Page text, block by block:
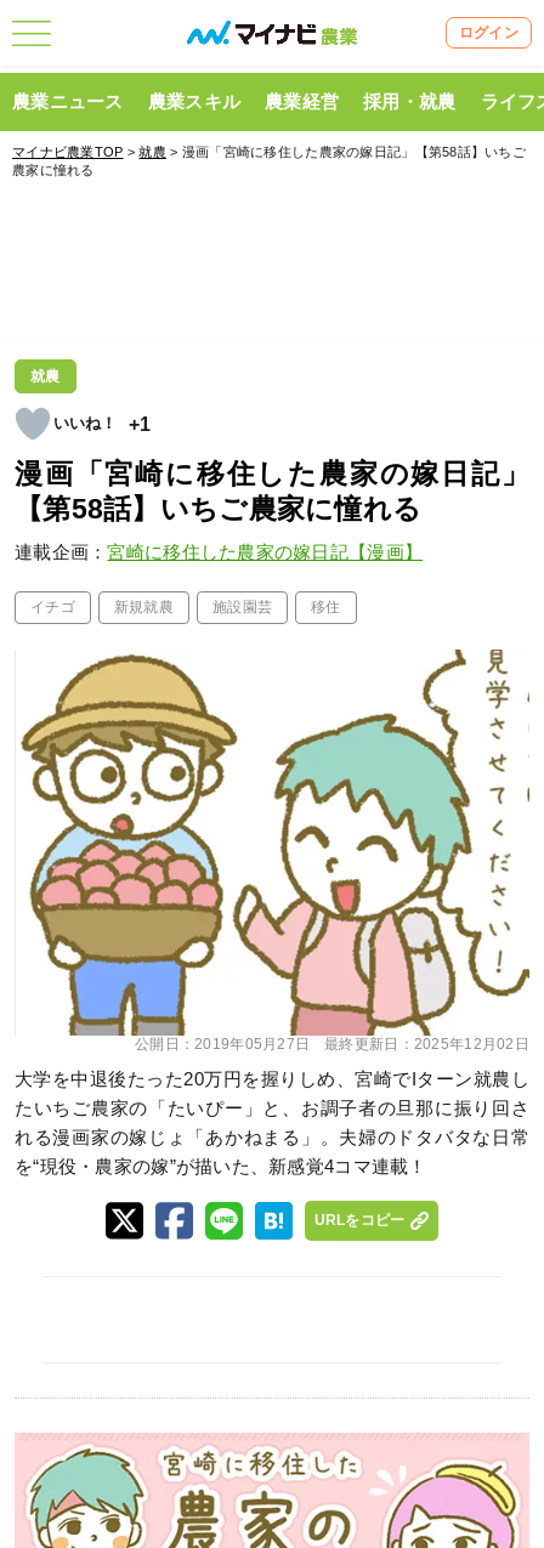
ログイン
農業ニュース 農業スキル 農業経営 採用・就農 ライフ
マイナビ農業TOP >就農 > 漫画「宮崎に移住した農家の嫁日記」【第58話】いちご
農家に憧れる
就農
+1
漫画「宮崎に移住した農家の嫁日記」
【第58話】いちご農家に憧れる
連載企画：宮崎に移住した農家の嫁日記【漫画】
イチゴ 新規就農 施設園芸 移住
公開日：2019年05月27日 最終更新日： 2025年12月02日
大学を中退後たった20万円を握りしめ、宮崎でIターン就農し
たいちご農家の「たいぴー」と、お調子者の旦那に振り回さ
れる漫画家の嫁じょ「あかねまる」。夫婦のドタバタな日常
を“現役・農家の嫁”が描いた、新感覚4コマ連載！
URLをコピー